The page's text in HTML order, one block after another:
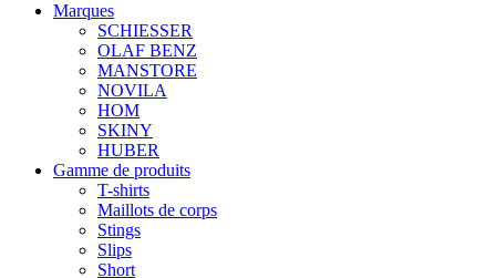
Marques
SCHIESSER
OLAF BENZ
MANSTORE
NOVILA
HOM
SKINY
HUBER
Gamme de produits
T-shirts
Maillots de corps
Stings
Slips
Short